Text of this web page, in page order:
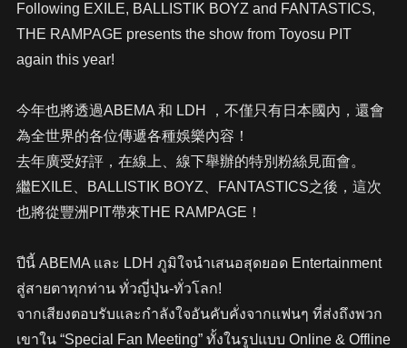
Following EXILE, BALLISTIK BOYZ and FANTASTICS,
THE RAMPAGE presents the show from Toyosu PIT
again this year!
今年也將透過ABEMA 和 LDH ，不僅只有日本國內，還會
為全世界的各位傳遞各種娛樂內容！
去年廣受好評，在線上、線下舉辦的特別粉絲見面會。
繼EXILE、BALLISTIK BOYZ、FANTASTICS之後，這次
也將從豐洲PIT帶來THE RAMPAGE！
ปีนี้ ABEMA และ LDH ภูมิใจนำเสนอสุดยอด Entertainment
สู่สายตาทุกท่าน ทั่วญี่ปุ่น-ทั่วโลก!
จากเสียงตอบรับและกำลังใจอันคับคั่งจากแฟนๆ ที่ส่งถึงพวก
เขาใน “Special Fan Meeting” ทั้งในรูปแบบ Online & Offline